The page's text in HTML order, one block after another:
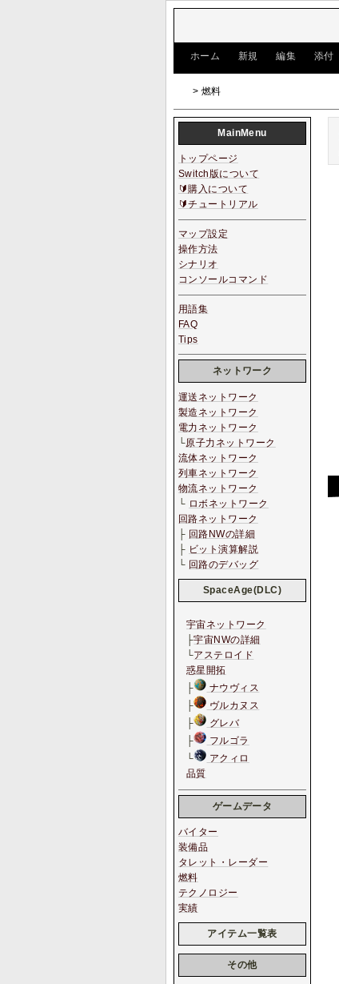
ホーム 新規 編集 添付
> 燃料
MainMenu
トップページ
Switch版について
🔰購入について
🔰チュートリアル
マップ設定
操作方法
シナリオ
コンソールコマンド
用語集
FAQ
Tips
ネットワーク
運送ネットワーク
製造ネットワーク
電力ネットワーク
└原子力ネットワーク
流体ネットワーク
列車ネットワーク
物流ネットワーク
└ ロボネットワーク
回路ネットワーク
├ 回路NWの詳細
├ ビット演算解説
└ 回路のデバッグ
SpaceAge(DLC)
宇宙ネットワーク
├宇宙NWの詳細
└アステロイド
惑星開拓
├
ナウヴィス
├
ヴルカヌス
├
グレバ
├
フルゴラ
└
アクィロ
品質
ゲームデータ
バイター
装備品
タレット・レーダー
燃料
テクノロジー
実績
アイテム一覧表
その他